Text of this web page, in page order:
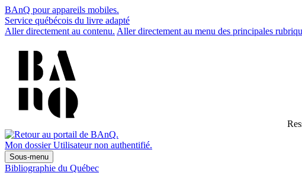
BAnQ pour appareils mobiles.
Service québécois du livre adapté
Aller directement au contenu. Aller directement au menu des principales
Mon dossier Utilisateur non authentifié.
Sous-menu
Bibliographie du Québec